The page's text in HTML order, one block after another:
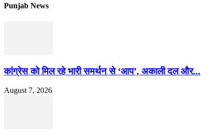
Punjab News
कांग्रेस को मिल रहे भारी समर्थन से ‘आप’, अकाली दल और...
August 7, 2026